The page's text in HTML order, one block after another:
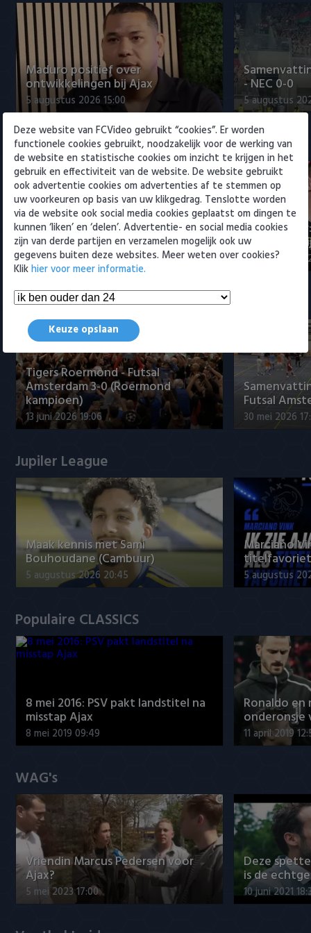
Maduro positief over
ontwikkelingen bij Ajax
5 augustus 2026 15:00
- NEC 0-0
5 augustus
Eredivisie
Maak kennis met Sami
Bouhoudane (Cambuur)
5 augustus 2026 20:45
Joris
Ahead te
5 augustus
Samenvattingen Eredivisie
Tigers Roermond - Futsal
Amsterdam 3-0 (Roermond
kampioen)
13 juni 2026 19:06
Futsal
30 mei 2026
Jupiler League
Maak kennis met Sami
Bouhoudane (Cambuur)
5 augustus 2026 20:45
Marciano
5 augustus
Populaire CLASSICS
8 mei 2016: PSV pakt landstitel na
misstap Ajax
8 mei 2019 09:49
Ronaldo
onderonsje
11 april 2019
WAG's
Vriendin Marcus Pedersen voor
Ajax?
5 mei 2023 17:00
Deze
is de
10 juni 2021
Deze website van FCVideo gebruikt “cookies”. Er worden
functionele cookies gebruikt, noodzakelijk voor de werking van
de website en statistische cookies om inzicht te krijgen in het
gebruik en effectiviteit van de website. De website gebruikt
ook advertentie cookies om advertenties af te stemmen op
uw voorkeuren op basis van uw klikgedrag. Tenslotte worden
via de website ook social media cookies geplaatst om dingen te
kunnen ‘liken’ en ‘delen’. Advertentie- en social media cookies
zijn van derde partijen en verzamelen mogelijk ook uw
gegevens buiten deze websites. Meer weten over cookies?
Klikhier voor meer informatie.
Keuze opslaan